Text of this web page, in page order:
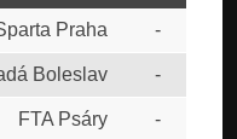
Praha -
Boleslav -
FTA Psáry -